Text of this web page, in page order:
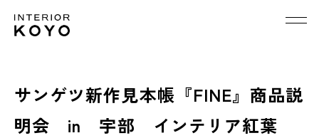
サンゲツ新作見本帳『FINE』商品説
明会 in 宇部 インテリア紅葉